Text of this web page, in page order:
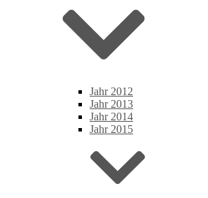
Jahr 2012
Jahr 2013
Jahr 2014
Jahr 2015